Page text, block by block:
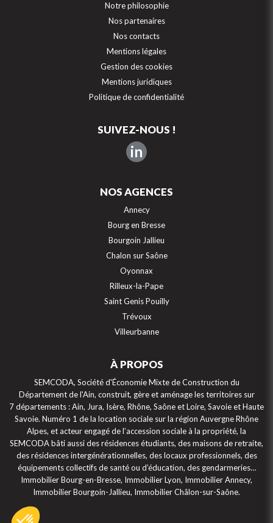
Notre philosophie
Nos partenaires
Nos contacts
Mentions légales
Gestion des cookies
Mentions juridiques
Politique de confidentialité
SUIVEZ-NOUS !
in
NOS AGENCES
Annecy
Bourg en Bresse
Bourgoin Jallieu
Chalon sur Saône
Oyonnax
Rilleux-la-Pape
Saint Genis Pouilly
Trévoux
Villeurbanne
À PROPOS
SEMCODA, Société d'Économie Mixte de Construction du
Département de l'Ain, construit, gère et aménage les territoires sur
7 départements : Ain, Jura, Isère, Rhône, Saône et Loire, Savoie et Haute
Savoie. Numéro 1 de la location sociale sur la région Auvergne Rhône
Alpes, et acteur engagé de l’accession sociale à la propriété, la
SEMCODA bâti aussi des résidences étudiants, des maisons de retraite,
des résidences intergénérationnelles, des locaux professionnels, des
équipements collectifs de santé ou d’éducation, des gendarmeries…
Immobilier Bourg-en-Bresse, Immobilier Lyon, Immobilier Annecy,
Immobilier Bourgoin-Jallieu, Immobilier Châlon-sur-Saône.